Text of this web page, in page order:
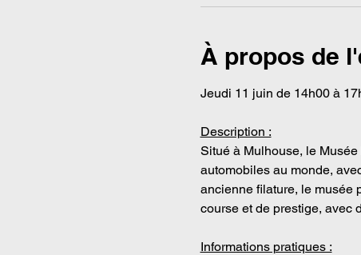
À propos de
Jeudi 11 juin de 14h00 à
Description :
Situé à Mulhouse, le
automobiles au monde,
ancienne filature, le musée
course et de prestige, avec
Informations pratiques :